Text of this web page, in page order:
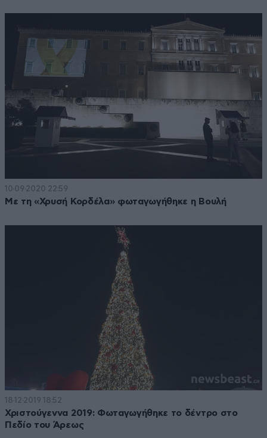
10·09·2020 22:59
Με τη «Χρυσή Κορδέλα» φωταγωγήθηκε η Βουλή
18·12·2019 18:52
Χριστούγεννα 2019: Φωταγωγήθηκε το δέντρο στο
Πεδίο του Άρεως